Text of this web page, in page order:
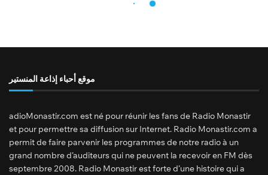
موقع أحباء إذاعة المنستير
adioMonastir.com est né pour réunir les fans de Radio Monastir
et pour permettre sa diffusion sur Internet. Radio Monastir.com a
permit de faire parvenir les programmes de notre radio à un
grand nombre d’auditeurs qui ne peuvent la recevoir en FM dès
septembre 2008. Radio Monastir est forte d’une histoire qui a